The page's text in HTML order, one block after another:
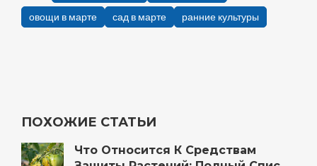
овощи в марте сад в марте ранние культуры
ПОХОЖИЕ СТАТЬИ
Что Относится К Средствам